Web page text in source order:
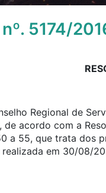
5174/
Regional de
de acordo com a
a 55, que trata dos
em 30/08/